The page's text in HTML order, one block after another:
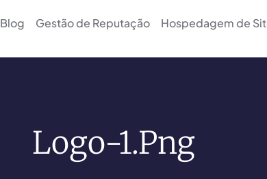
Blog Gestão de Reputação Hospedagem de
Logo-1.png